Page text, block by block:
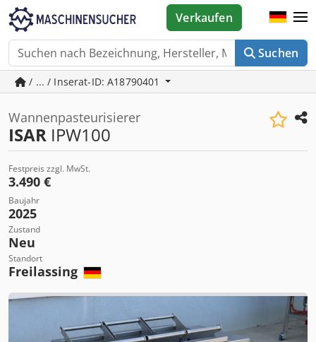
Suchen
Verkaufen
/ ... / Inserat-ID: A18790401
Wannenpasteurisierer
ISAR IPW100
Festpreis zzgl. MwSt.
3.490 €
Baujahr
2025
Zustand
Neu
Standort
Freilassing